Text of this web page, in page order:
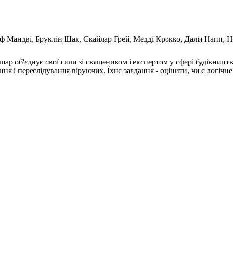
Бруклін Шак, Скайлар Грей, Медді Крокко, Далія Напп,
об'єднує свої сили зі священиком і експертом у сфері
і переслідування віруючих. Їхнє завдання - оцінити, чи є